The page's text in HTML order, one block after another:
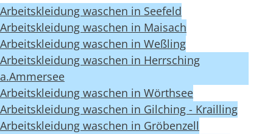
Arbeitskleidung waschen in Seefeld
Arbeitskleidung waschen in Maisach
Arbeitskleidung waschen in Weßling
Arbeitskleidung waschen in Herrsching
a.Ammersee
Arbeitskleidung waschen in Wörthsee
Arbeitskleidung waschen in Gilching - Krailling
Arbeitskleidung waschen in Gröbenzell